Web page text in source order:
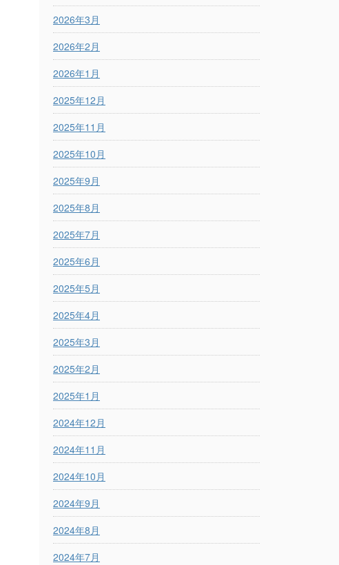
2026年3月
2026年2月
2026年1月
2025年12月
2025年11月
2025年10月
2025年9月
2025年8月
2025年7月
2025年6月
2025年5月
2025年4月
2025年3月
2025年2月
2025年1月
2024年12月
2024年11月
2024年10月
2024年9月
2024年8月
2024年7月